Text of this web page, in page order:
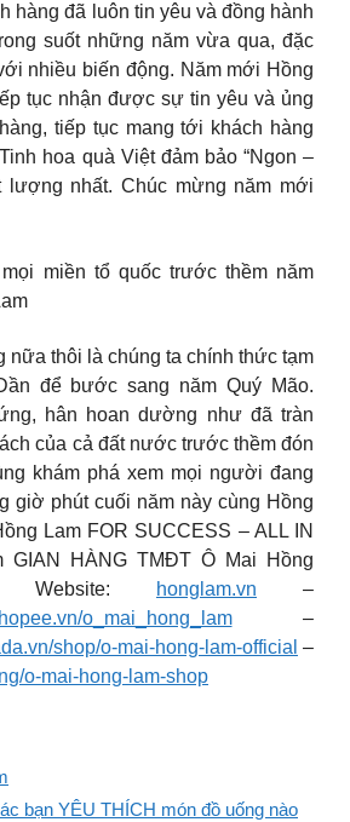
hàng đã luôn tin yêu và đồng hành
suốt những năm vừa qua, đặc
nhiều biến động. Năm mới Hồng
tục nhận được sự tin yêu và ủng
tiếp tục mang tới khách hàng
hoa quà Việt đảm bảo “Ngon –
lượng nhất. Chúc mừng năm mới
mọi miền tổ quốc trước thềm năm
nữa thôi là chúng ta chính thức tạm
để bước sang năm Quý Mão.
hân hoan dường như đã tràn
của cả đất nước trước thềm đón
khám phá xem mọi người đang
giờ phút cuối năm này cùng Hồng
Lam FOR SUCCESS – ALL IN
GIAN HÀNG TMĐT Ô Mai Hồng
honglam.vn –
o_mai_hong_lam–
shop/o-mai-hong-lam-official –
o-mai-hong-lam-shop
bạn YÊU THÍCH món đồ uống nào